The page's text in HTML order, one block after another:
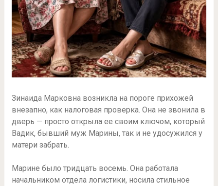
Зинаида Марковна возникла на пороге прихожей
внезапно, как налоговая проверка. Она не звонила в
дверь — просто открыла ее своим ключом, который
Вадик, бывший муж Марины, так и не удосужился у
матери забрать.
Марине было тридцать восемь. Она работала
начальником отдела логистики, носила стильное